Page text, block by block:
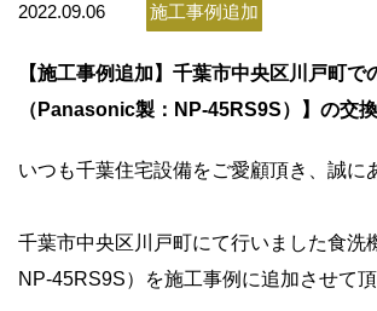
お問い合わせ
会社概要
2022.09.06 施工事例追加
【施工事例追加】千葉市中央区川戸町
（Panasonic製：NP-45RS9S）】の交
いつも千葉住宅設備をご愛顧頂き、誠に
千葉市中央区川戸町にて行いました食洗
NP-45RS9S）を施工事例に追加させて頂